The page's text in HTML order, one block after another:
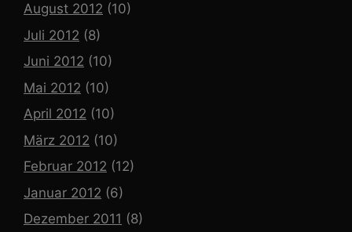
August 2012 (10)
Juli 2012 (8)
Juni 2012 (10)
Mai 2012 (10)
April 2012 (10)
März 2012 (10)
Februar 2012 (12)
Januar 2012 (6)
Dezember 2011 (8)